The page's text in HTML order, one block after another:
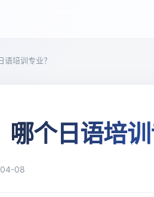
语培训专业？
哪个日语培训
08